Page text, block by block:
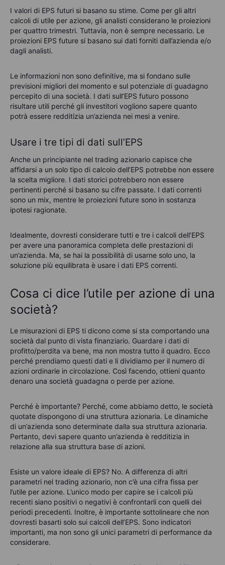
I valori di EPS futuri si basano su stime. Come per gli altri
calcoli di utile per azione, gli analisti considerano le proiezioni
per quattro trimestri. Tuttavia, non è sempre necessario. Le
proiezioni EPS future si basano sui dati forniti dall’azienda e/o
dagli analisti.
Le informazioni non sono definitive, ma si fondano sulle
previsioni migliori del momento e sul potenziale di guadagno
percepito di una società. I dati sull’EPS futuro possono
risultare utili perché gli investitori vogliono sapere quanto
potrà essere redditizia un’azienda nei mesi a venire.
Usare i tre tipi di dati sull’EPS
Anche un principiante nel trading azionario capisce che
affidarsi a un solo tipo di calcolo dell’EPS potrebbe non essere
la scelta migliore. I dati storici potrebbero non essere
pertinenti perché si basano su cifre passate. I dati correnti
sono un mix, mentre le proiezioni future sono in sostanza
ipotesi ragionate.
Idealmente, dovresti considerare tutti e tre i calcoli dell’EPS
per avere una panoramica completa delle prestazioni di
un’azienda. Ma, se hai la possibilità di usarne solo uno, la
soluzione più equilibrata è usare i dati EPS correnti.
Cosa ci dice l’utile per azione di una
società?
Le misurazioni di EPS ti dicono come si sta comportando una
società dal punto di vista finanziario. Guardare i dati di
profitto/perdita va bene, ma non mostra tutto il quadro. Ecco
perché prendiamo questi dati e li dividiamo per il numero di
azioni ordinarie in circolazione. Così facendo, ottieni quanto
denaro una società guadagna o perde per azione.
Perché è importante? Perché, come abbiamo detto, le società
quotate dispongono di una struttura azionaria. Le dinamiche
di un’azienda sono determinate dalla sua struttura azionaria.
Pertanto, devi sapere quanto un’azienda è redditizia in
relazione alla sua struttura base di azioni.
Esiste un valore ideale di EPS? No. A differenza di altri
parametri nel trading azionario, non c’è una cifra fissa per
l’utile per azione. L’unico modo per capire se i calcoli più
recenti siano positivi o negativi è confrontarli con quelli dei
periodi precedenti. Inoltre, è importante sottolineare che non
dovresti basarti solo sui calcoli dell’EPS. Sono indicatori
importanti, ma non sono gli unici parametri di performance da
considerare.